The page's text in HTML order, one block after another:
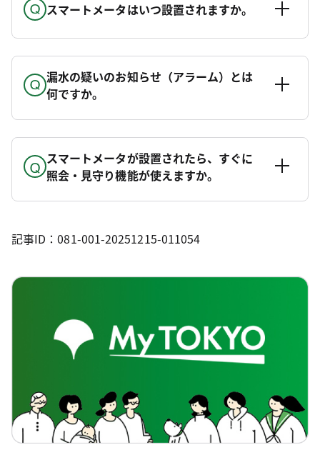
スマートメータはいつ設置されますか。
漏水の疑いのお知らせ（アラーム）とは
何ですか。
スマートメータが設置されたら、すぐに
照会・見守り機能が使えますか。
記事ID：081-001-20251215-011054